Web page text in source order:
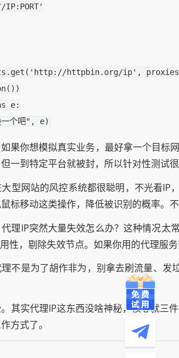
. get ( 'http://httpbin.org/ip' ,
proxies
())
e:
个吧" , e)
果你想模拟真实业务，最好拿一个目标
一到特定平台就被封，所以针对性测试
型网站的风控系统都很聪明，不光看
标移动这类操作，降低被识别的概率。
理IP突然大量失效怎么办？这种情况
性，剔除失效节点。如果你用的代理服
不是为了胡作非为，别拿去刷流量、
其实代理IP这东西没啥神秘，核心就三
方式了。